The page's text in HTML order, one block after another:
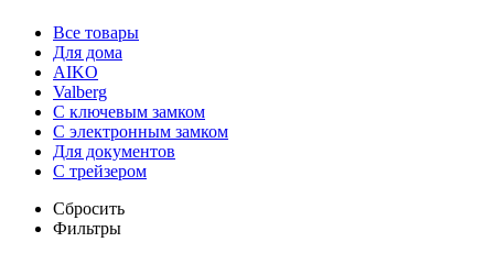
Все товары
Для дома
AIKO
Valberg
С ключевым замком
С электронным замком
Для документов
С трейзером
Сбросить
Фильтры